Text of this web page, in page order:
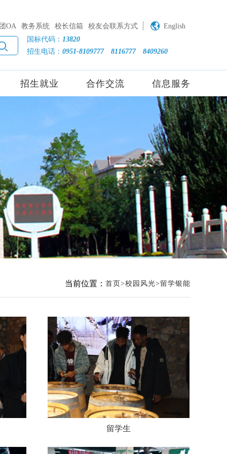
OA 教务系统 校长信箱 校友会联系方式
English
国标代码： 13820
招生电话： 0951-8109777 8116777 8409260
招生就业 合作交流 信息服务
当前位置： 首页 校园风光 留学银能
留学生